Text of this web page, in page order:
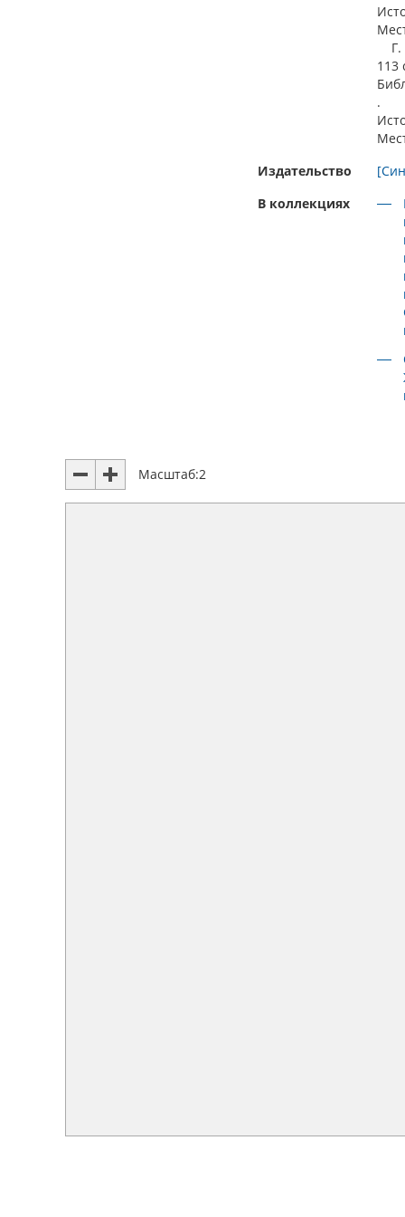
Г.
113
.
Издательство
В коллекциях
Масштаб:2